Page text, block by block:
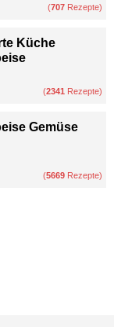
(707 Rezepte)
Küche
(2341 Rezepte)
Gemüse
(5669 Rezepte)